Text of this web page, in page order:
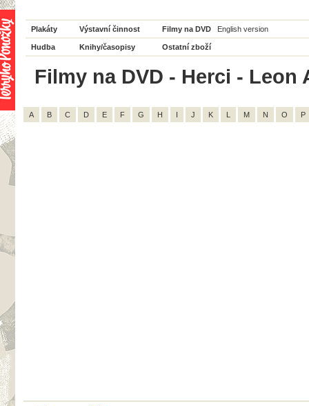
Plakáty Výstavní činnost Filmy na DVD English version
Hudba Knihy/časopisy Ostatní zboží
Filmy na DVD - Herci - Leon
A B C D E F G H I J K L M N O P